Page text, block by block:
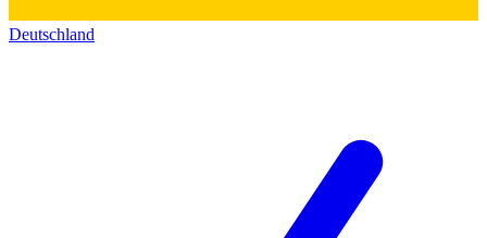
Deutschland